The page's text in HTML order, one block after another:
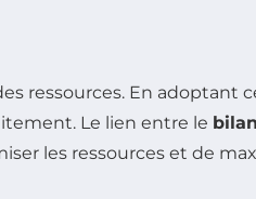
ressources. En adoptant
Le lien entre le
les ressources et de